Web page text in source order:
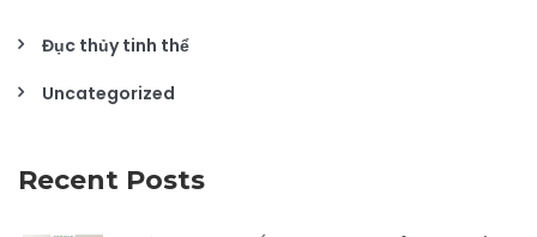
Đục thủy tinh thể
Uncategorized
Recent Posts